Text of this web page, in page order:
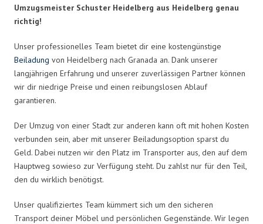
Umzugsmeister Schuster Heidelberg aus Heidelberg genau
richtig!
Unser professionelles Team bietet dir eine kostengünstige
Beiladung von Heidelberg nach Granada an. Dank unserer
langjährigen Erfahrung und unserer zuverlässigen Partner können
wir dir niedrige Preise und einen reibungslosen Ablauf
garantieren.
Der Umzug von einer Stadt zur anderen kann oft mit hohen Kosten
verbunden sein, aber mit unserer Beiladungsoption sparst du
Geld. Dabei nutzen wir den Platz im Transporter aus, den auf dem
Hauptweg sowieso zur Verfügung steht. Du zahlst nur für den Teil,
den du wirklich benötigst.
Unser qualifiziertes Team kümmert sich um den sicheren
Transport deiner Möbel und persönlichen Gegenstände. Wir legen